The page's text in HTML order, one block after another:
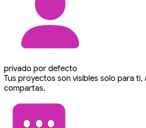
privado por defecto
Tus proyectos son visibles solo para ti,
compartas.